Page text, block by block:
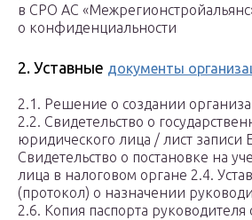
в СРО АС
о конфиденциальности
2. Уставные документы
2.1. Решение о создании
2.2. Свидетельство о
юридического лица / лист
Свидетельство о постановке на
лица в налоговом органе 2.4.
(протокол) о назначении
2.6. Копия паспорта руководителя